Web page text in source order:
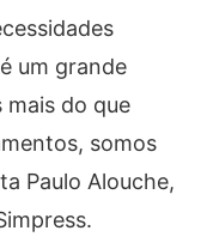
um grande
mais do que
somos
Paulo Alouche,